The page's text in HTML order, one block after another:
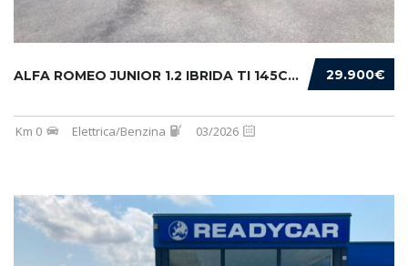
29.900€
ALFA ROMEO JUNIOR 1.2 IBRIDA TI 145CV EDCT6
Km 0 Elettrica/Benzina 03/2026